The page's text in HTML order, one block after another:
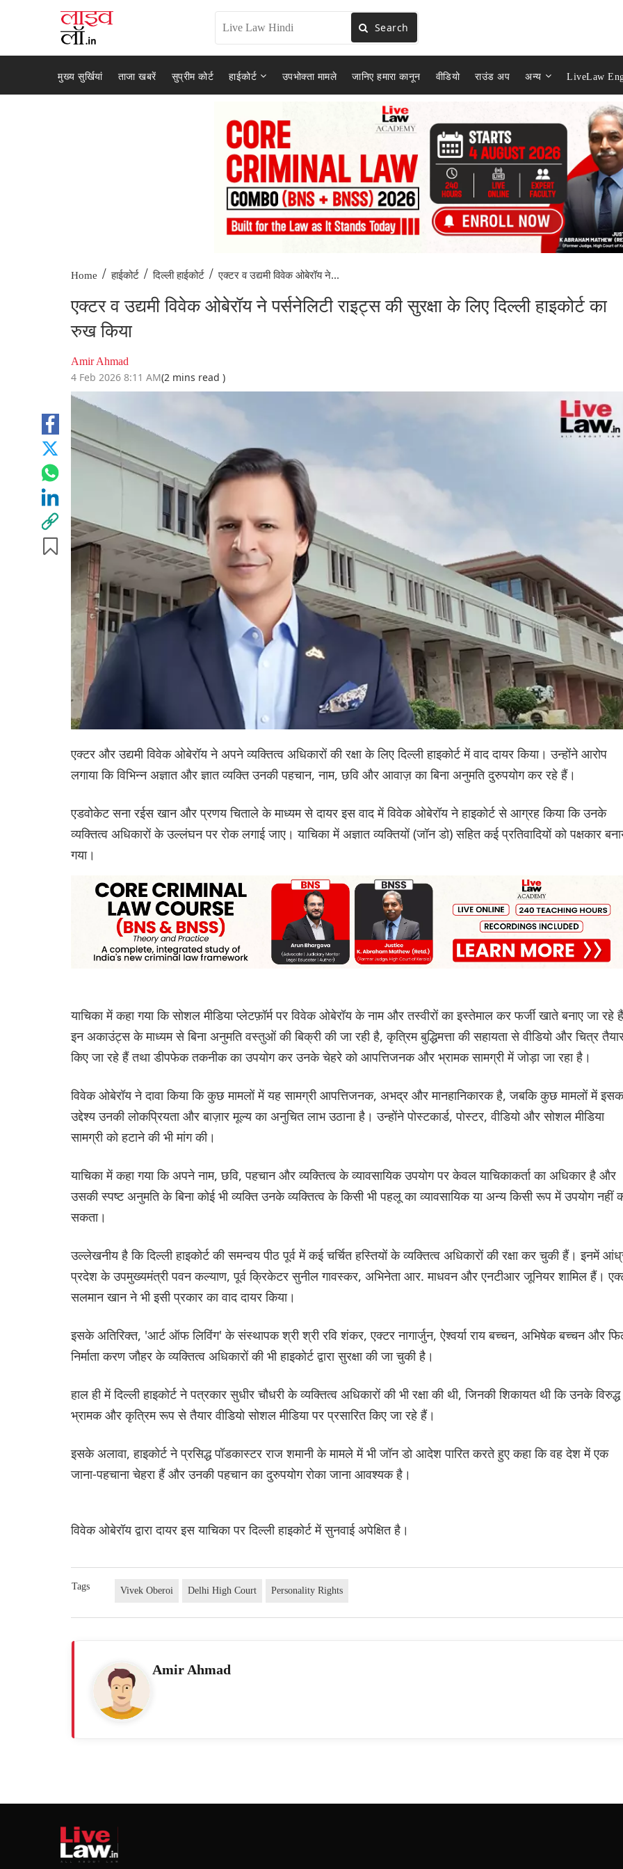
Search
मुख्य सुर्खियां ताजा खबरें सुप्रीम कोर्ट हाईकोर्ट उपभोक्ता मामले जानिए हमारा कानून वीडियो राउंड अप अन्य LiveLaw
Home / हाईकोर्ट / दिल्ली हाईकोर्ट / एक्टर व उद्यमी विवेक ओबेरॉय ने...
एक्टर व उद्यमी विवेक ओबेरॉय ने पर्सनेलिटी राइट्स की सुरक्षा के लिए दिल्ली हाइकोर्ट का
रुख किया
Amir Ahmad
4 Feb 2026 8:11 AM(2 mins read )
एक्टर और उद्यमी विवेक ओबेरॉय ने अपने व्यक्तित्व अधिकारों की रक्षा के लिए दिल्ली हाइकोर्ट में वाद दायर किया। उन्होंने आरोप
लगाया कि विभिन्न अज्ञात और ज्ञात व्यक्ति उनकी पहचान, नाम, छवि और आवाज़ का बिना अनुमति दुरुपयोग कर रहे हैं।
एडवोकेट सना रईस खान और प्रणय चिताले के माध्यम से दायर इस वाद में विवेक ओबेरॉय ने हाइकोर्ट से आग्रह किया कि उनके
व्यक्तित्व अधिकारों के उल्लंघन पर रोक लगाई जाए। याचिका में अज्ञात व्यक्तियों (जॉन डो) सहित कई प्रतिवादियों को पक्षकार
गया।
याचिका में कहा गया कि सोशल मीडिया प्लेटफ़ॉर्म पर विवेक ओबेरॉय के नाम और तस्वीरों का इस्तेमाल कर फर्जी खाते बनाए जा रहे
इन अकाउंट्स के माध्यम से बिना अनुमति वस्तुओं की बिक्री की जा रही है, कृत्रिम बुद्धिमत्ता की सहायता से वीडियो और चित्र
किए जा रहे हैं तथा डीपफेक तकनीक का उपयोग कर उनके चेहरे को आपत्तिजनक और भ्रामक सामग्री में जोड़ा जा रहा है।
विवेक ओबेरॉय ने दावा किया कि कुछ मामलों में यह सामग्री आपत्तिजनक, अभद्र और मानहानिकारक है, जबकि कुछ मामलों में
उद्देश्य उनकी लोकप्रियता और बाज़ार मूल्य का अनुचित लाभ उठाना है। उन्होंने पोस्टकार्ड, पोस्टर, वीडियो और सोशल मीडिया
सामग्री को हटाने की भी मांग की।
याचिका में कहा गया कि अपने नाम, छवि, पहचान और व्यक्तित्व के व्यावसायिक उपयोग पर केवल याचिकाकर्ता का अधिकार है और
उसकी स्पष्ट अनुमति के बिना कोई भी व्यक्ति उनके व्यक्तित्व के किसी भी पहलू का व्यावसायिक या अन्य किसी रूप में उपयोग नहीं
सकता।
उल्लेखनीय है कि दिल्ली हाइकोर्ट की समन्वय पीठ पूर्व में कई चर्चित हस्तियों के व्यक्तित्व अधिकारों की रक्षा कर चुकी हैं। इनमें
प्रदेश के उपमुख्यमंत्री पवन कल्याण, पूर्व क्रिकेटर सुनील गावस्कर, अभिनेता आर. माधवन और एनटीआर जूनियर शामिल हैं।
सलमान खान ने भी इसी प्रकार का वाद दायर किया।
इसके अतिरिक्त, 'आर्ट ऑफ लिविंग' के संस्थापक श्री श्री रवि शंकर, एक्टर नागार्जुन, ऐश्वर्या राय बच्चन, अभिषेक बच्चन और
निर्माता करण जौहर के व्यक्तित्व अधिकारों की भी हाइकोर्ट द्वारा सुरक्षा की जा चुकी है।
हाल ही में दिल्ली हाइकोर्ट ने पत्रकार सुधीर चौधरी के व्यक्तित्व अधिकारों की भी रक्षा की थी, जिनकी शिकायत थी कि उनके विरुद्ध
भ्रामक और कृत्रिम रूप से तैयार वीडियो सोशल मीडिया पर प्रसारित किए जा रहे हैं।
इसके अलावा, हाइकोर्ट ने प्रसिद्ध पॉडकास्टर राज शमानी के मामले में भी जॉन डो आदेश पारित करते हुए कहा कि वह देश में एक
जाना-पहचाना चेहरा हैं और उनकी पहचान का दुरुपयोग रोका जाना आवश्यक है।
विवेक ओबेरॉय द्वारा दायर इस याचिका पर दिल्ली हाइकोर्ट में सुनवाई अपेक्षित है।
Tags Vivek Oberoi Delhi High Court Personality Rights
Amir Ahmad